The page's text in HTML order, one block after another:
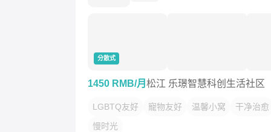
分散式
1450 RMB/月 松江 乐璟智慧科创生活社区
LGBTQ友好 寵物友好 温馨小窝
干净治愈
慢时光